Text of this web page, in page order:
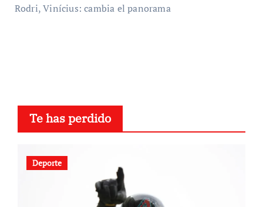
Rodri, Vinícius: cambia el panorama
Te has perdido
Deporte